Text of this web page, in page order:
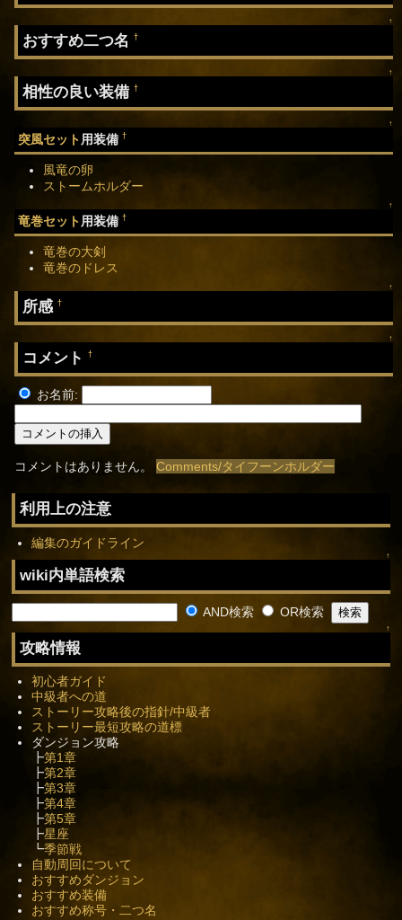
↑
おすすめ二つ名†
↑
相性の良い装備†
↑
突風セット用装備†
風竜の卵
ストームホルダー
↑
竜巻セット用装備†
竜巻の大剣
竜巻のドレス
↑
所感†
↑
コメント†
お名前:
コメントはありません。Comments/タイフーンホルダー
利用上の注意
編集のガイドライン
↑
wiki内単語検索
AND検索 OR検索
↑
攻略情報
初心者ガイド
中級者への道
ストーリー攻略後の指針/中級者
ストーリー最短攻略の道標
ダンジョン攻略
┣第1章
┣第2章
┣第3章
┣第4章
┣第5章
┣星座
┗季節戦
自動周回について
おすすめダンジョン
おすすめ装備
おすすめ称号・二つ名